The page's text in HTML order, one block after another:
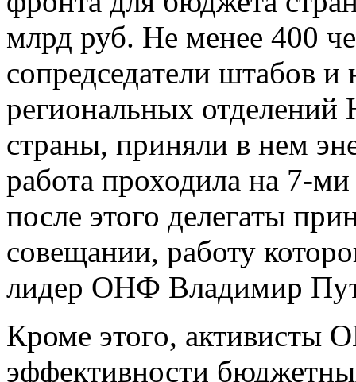
млрд руб. Не менее 400
сопредседатели штабов
региональных отделений
страны, приняли в нем
работа проходила на 7-
после этого делегаты
совещании, работу
лидер ОНФ Владимир
Кроме этого, активисты
эффективности